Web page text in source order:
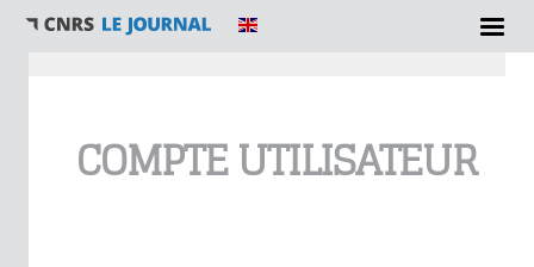
COMPTE UTILISATEUR